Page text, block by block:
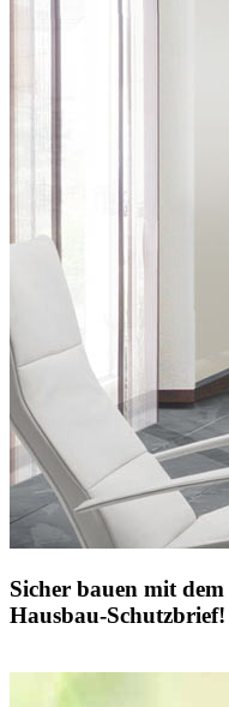
Sicher bauen mit
Hausbau-Schutzbrief!